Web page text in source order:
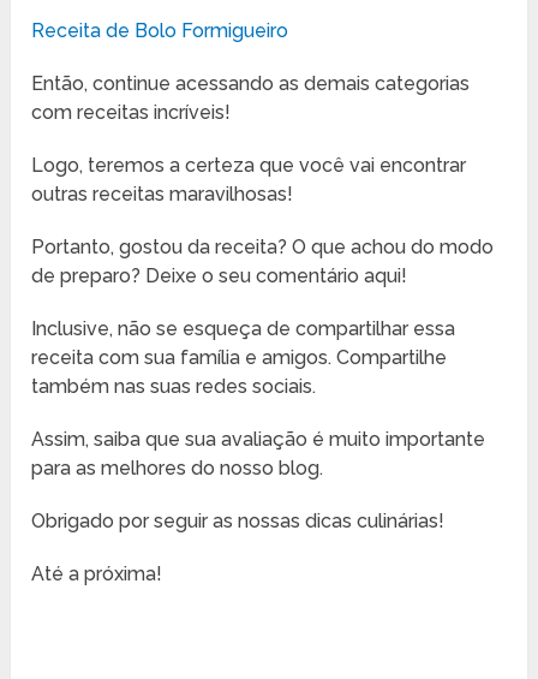
Receita de Bolo Formigueiro
Então, continue acessando as demais categorias
com receitas incríveis!
Logo, teremos a certeza que você vai encontrar
outras receitas maravilhosas!
Portanto, gostou da receita? O que achou do modo
de preparo? Deixe o seu comentário aqui!
Inclusive, não se esqueça de compartilhar essa
receita com sua família e amigos. Compartilhe
também nas suas redes sociais.
Assim, saiba que sua avaliação é muito importante
para as melhores do nosso blog.
Obrigado por seguir as nossas dicas culinárias!
Até a próxima!